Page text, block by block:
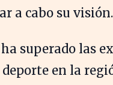
a cabo su visión.
superado las
en la